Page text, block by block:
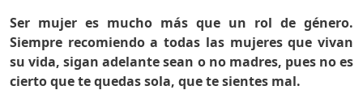
Ser mujer es mucho más que un rol de género.
Siempre recomiendo a todas las mujeres que vivan
su vida, sigan adelante sean o no madres, pues no es
cierto que te quedas sola, que te sientes mal.